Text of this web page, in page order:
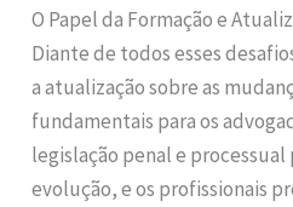
O Papel da Formação e
Diante de todos esses
a atualização sobre as
fundamentais para os
legislação penal e
evolução, e os profissionais